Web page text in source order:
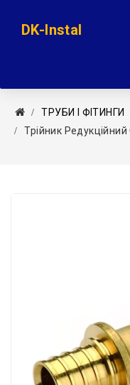
DK-Instal
ТРУБИ І ФІТИНГИ
Трійник